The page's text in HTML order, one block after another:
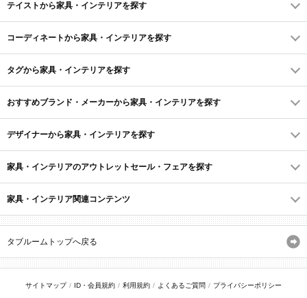
テイストから家具・インテリアを探す
コーディネートから家具・インテリアを探す
タグから家具・インテリアを探す
おすすめブランド・メーカーから家具・インテリアを探す
デザイナーから家具・インテリアを探す
家具・インテリアのアウトレットセール・フェアを探す
家具・インテリア関連コンテンツ
タブルームトップへ戻る
サイトマップ ID・会員規約 利用規約 よくあるご質問 プライバシーポリシー